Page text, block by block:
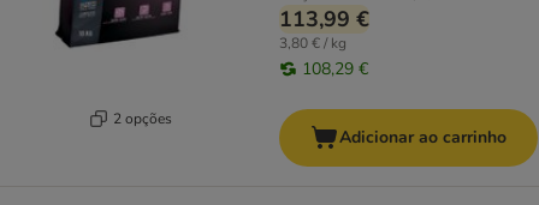
2 opções
113,99 €
3,80 € / kg
108,29 €
Adicionar ao carrinho